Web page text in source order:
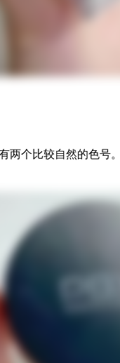
两个比较自然的色号